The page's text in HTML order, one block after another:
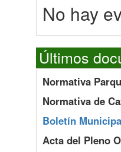
No hay
Últimos
Normativa
Normativa de
Boletín
Acta del Pleno